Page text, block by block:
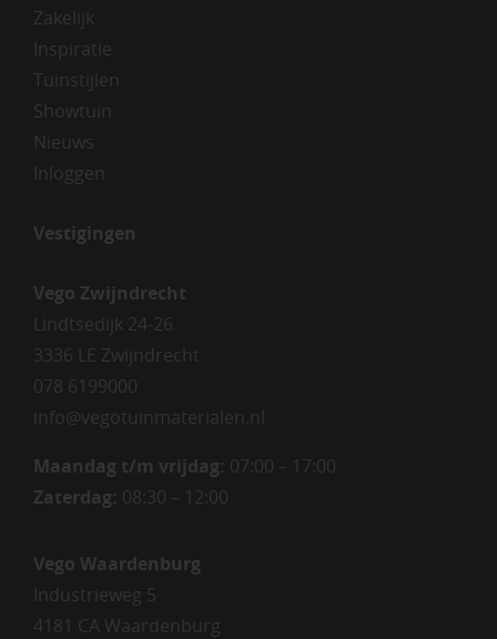
Zakelijk
Inspiratie
Tuinstijlen
Showtuin
Nieuws
Inloggen
Vestigingen
Vego Zwijndrecht
Lindtsedijk 24-26
3336 LE Zwijndrecht
078 6199000
info@vegotuinmaterialen.nl
Maandag t/m vrijdag: 07:00 – 17:00
Zaterdag: 08:30 – 12:00
Vego Waardenburg
Industrieweg 5
4181 CA Waardenburg